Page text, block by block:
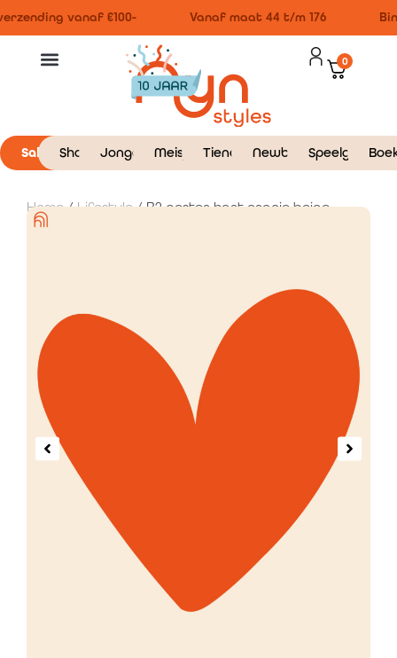
vanaf €100- Vanaf maat 44 t/m 176
0
Sale Shop JongensMeisjes Tieners NewbornSpeelgoed
Home/Lifestyle/ B2 poster hart oranje beige